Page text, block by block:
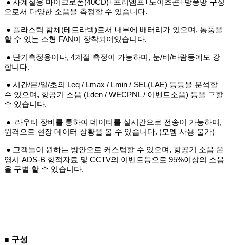
● 사계절용 마이크로폰(40CD)+프리엠프+노이즈콘+방풍망 구성
으로서 다양한 소음을 측정할 수 있습니다.
● 플라스틱 함체(테트라백)로서 내부에 배터리가 있으며, 통풍을
할 수 있는 소형 FAN이 장착되어있습니다.
● 단기측정용이나, 4계절 측정이 가능하며, 눈/비/바람등에도 강
합니다.
● 시간/분/일/초의 Leq / Lmax / Lmin / SEL(LAE) 등등을 분석할
수 있으며, 항공기 소음 (Lden / WECPNL / 이벤트소음) 등을 구할
수 있습니다.
● 라우터 장비를 통하여 데이터를 실시간으로 전송이 가능하며,
원격으로 현장 데이터 상황을 볼 수 있습니다. (모뎀 사용 불가)
● 고객들이 원하는 방안으로 커스텀할 수 있으며, 항공기 소음 운
영시 ADS-B 항적자료 및 CCTV의 이벤트등으로 95%이상의 소음
을 구별 할 수 있습니 다.
■ 구성